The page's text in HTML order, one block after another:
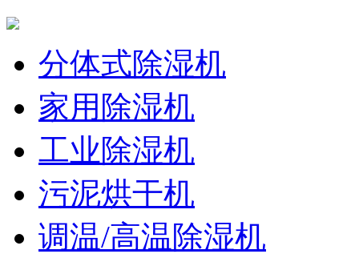
分体式除湿机
家用除湿机
工业除湿机
污泥烘干机
调温/高温除湿机